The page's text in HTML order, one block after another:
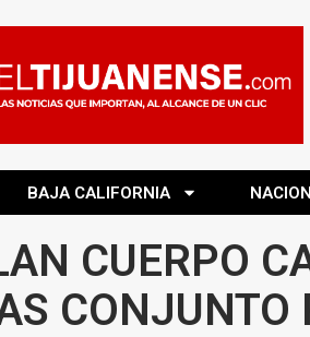
BAJA CALIFORNIA
CUERPO
CONJUNTO